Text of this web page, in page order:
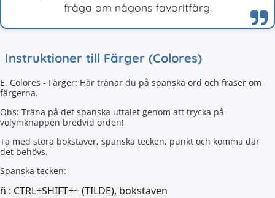
fråga om någons favoritfärg.
Instruktioner till Färger (Colores)
E. Colores - Färger: Här tränar du på spanska ord och fraser om
färgerna.
Obs: Träna på det spanska uttalet genom att trycka på
volymknappen bredvid orden!
Ta med stora bokstäver, spanska tecken, punkt och komma där
det behövs.
Spanska tecken:
ñ : CTRL+SHIFT+~ (TILDE), bokstaven